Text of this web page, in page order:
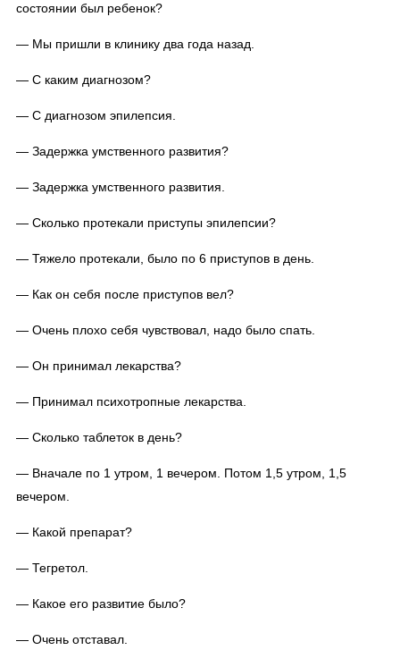
состоянии был ребенок?
— Мы пришли в клинику два года назад.
— С каким диагнозом?
— С диагнозом эпилепсия.
— Задержка умственного развития?
— Задержка умственного развития.
— Сколько протекали приступы эпилепсии?
— Тяжело протекали, было по 6 приступов в день.
— Как он себя после приступов вел?
— Очень плохо себя чувствовал, надо было спать.
— Он принимал лекарства?
— Принимал психотропные лекарства.
— Сколько таблеток в день?
— Вначале по 1 утром, 1 вечером. Потом 1,5 утром, 1,5
вечером.
— Какой препарат?
— Тегретол.
— Какое его развитие было?
— Очень отставал.